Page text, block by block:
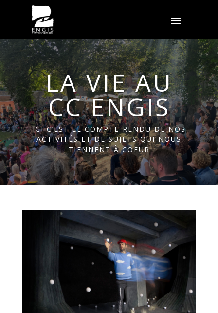
LA VIE AU
CC ENGIS
ICI C’EST LE COMPTE-RENDU DE NOS
ACTIVITÉS ET DE SUJETS QUI NOUS
TIENNENT À COEUR